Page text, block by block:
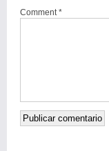
Comment *